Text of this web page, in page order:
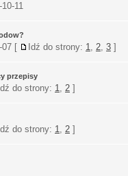
10-11
07 [ Idź do strony: 1, 2, 3 ]
przepisy
Idź do strony: 1, 2 ]
Idź do strony: 1, 2 ]